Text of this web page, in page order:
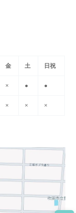
金 土 日祝
× ● ●
× × ×